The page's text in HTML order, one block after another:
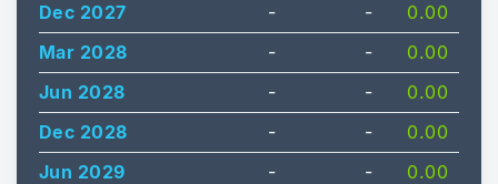
Dec 2027
- -
0.00
Mar 2028
- -
0.00
Jun 2028
- -
0.00
Dec 2028
- -
0.00
Jun 2029
- -
0.00